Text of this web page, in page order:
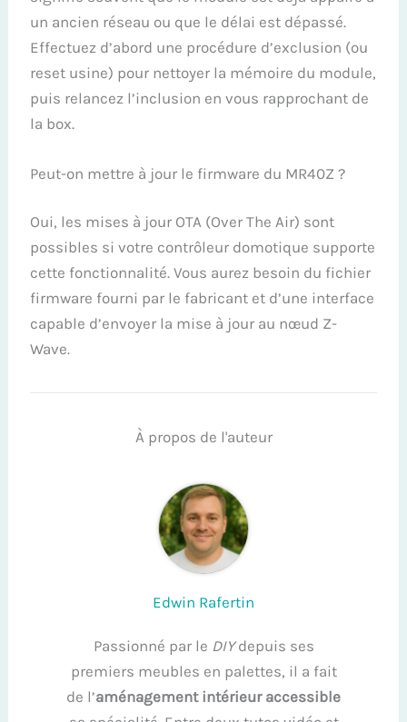
un ancien réseau ou que le délai est dépassé.
Effectuez d’abord une procédure d’exclusion (ou
reset usine) pour nettoyer la mémoire du module,
puis relancez l’inclusion en vous rapprochant de
la box.
Peut-on mettre à jour le firmware du MR40Z ?
Oui, les mises à jour OTA (Over The Air) sont
possibles si votre contrôleur domotique supporte
cette fonctionnalité. Vous aurez besoin du fichier
firmware fourni par le fabricant et d’une interface
capable d’envoyer la mise à jour au nœud Z-
Wave.
À propos de l'auteur
Edwin Rafertin
Passionné par le DIYdepuis ses
premiers meubles en palettes, il a fait
de l’aménagement intérieur accessible